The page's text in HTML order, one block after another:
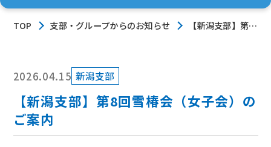
TOP 支部・グループからのお知らせ
【新潟支部】第8
2026.04.15 新潟支部
【新潟支部】第8回雪椿会（女子会）の
ご案内